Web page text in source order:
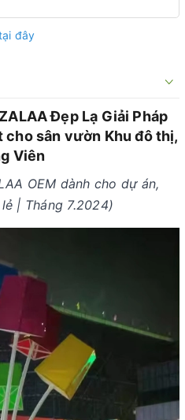
đây
Đẹp Lạ Giải Pháp
cho sân vườn Khu đô thị,
Viên
OEM dành cho dự án,
| Tháng 7.2024)